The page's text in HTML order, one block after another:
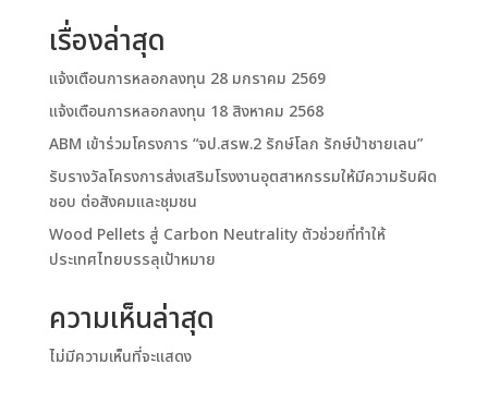
เรื่องล่าสุด
แจ้งเตือนการหลอกลงทุน 28 มกราคม 2569
แจ้งเตือนการหลอกลงทุน 18 สิงหาคม 2568
ABM เข้าร่วมโครงการ “จป.สรพ.2 รักษ์โลก รักษ์ป่าชายเลน”
รับรางวัลโครงการส่งเสริมโรงงานอุตสาหกรรมให้มีความรับผิด
ชอบ ต่อสังคมและชุมชน
Wood Pellets สู่ Carbon Neutrality ตัวช่วยที่ทำให้
ประเทศไทยบรรลุเป้าหมาย
ความเห็นล่าสุด
ไม่มีความเห็นที่จะแสดง